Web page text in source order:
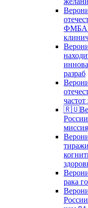
ФМБА
разраб
рака